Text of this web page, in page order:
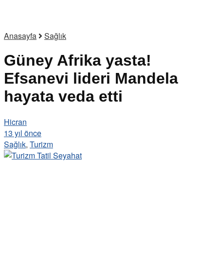
Anasayfa Sağlık
Güney Afrika yasta!
Efsanevi lideri Mandela
hayata veda etti
Hicran
13 yıl önce
Sağlık, Turizm